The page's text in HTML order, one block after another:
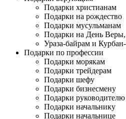
Подарки христианам
Подарки на рождество
Подарки мусульманам
Подарки на День
Ураза-байрам и
Подарки по профессии
Подарки морякам
Подарки трейдерам
Подарки шефу
Подарки бизнесмену
Подарки руководителю
Подарки начальнику
Подарки начальнице